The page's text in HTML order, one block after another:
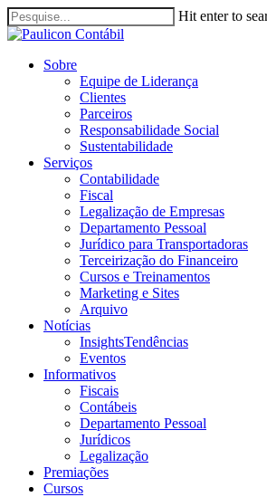
Skip
to
content
Hit enter to
Close
search
Menu
Sobre
Equipe de Liderança
Clientes
Parceiros
Responsabilidade Social
Sustentabilidade
Serviços
Contabilidade
Fiscal
Legalização de Empresas
Departamento Pessoal
Jurídico para Transportadoras
Terceirização do Financeiro
Cursos e Treinamentos
Marketing e Sites
Arquivo
Notícias
InsightsTendências
Eventos
Informativos
Fiscais
Contábeis
Departamento Pessoal
Jurídicos
Legalização
Premiações
Cursos